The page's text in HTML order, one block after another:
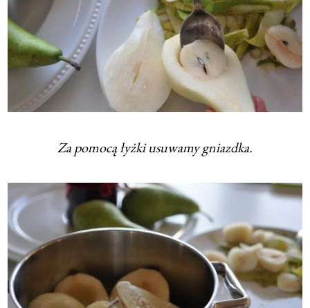
Za pomocą łyżki usuwamy gniazdka.